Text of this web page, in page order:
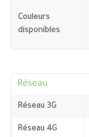
Couleurs
disponibles
Réseau
Réseau 3G
Réseau 4G